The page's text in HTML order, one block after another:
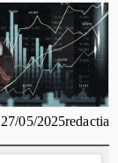
27/05/2025redactia